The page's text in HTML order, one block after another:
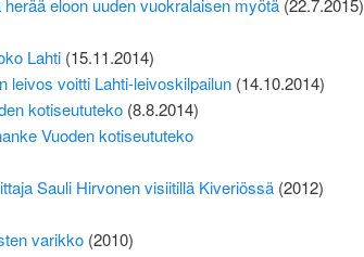
eloon uuden vuokralaisen myötä(22.7.2015)
Lahti(15.11.2014)
leivos voitti Lahti-leivoskilpailun(14.10.2014)
kotiseututeko(8.8.2014)
Vuoden kotiseututeko
Sauli Hirvonen visiitillä Kiveriössä(2012)
varikko(2010)